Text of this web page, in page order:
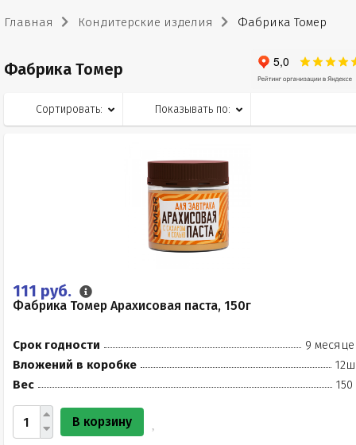
Главная Кондитерские изделия Фабрика Томер
Фабрика Томер
Сортировать: Показывать по:
111 руб.
Фабрика Томер Арахисовая паста, 150г
Срок годности
9
Вложений в коробке
Вес
150
В корзину